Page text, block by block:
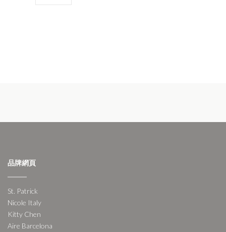
品牌網頁
St. Patrick
Nicole Italy
Kitty Chen
Aire Barcelona